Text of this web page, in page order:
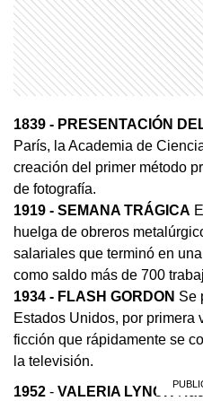
1839 - PRESENTACIÓN
París, la Academia de
creación del primer método
de fotografía.
1919 - SEMANA TRÁGICA
huelga de obreros
salariales que terminó en
como saldo más de 700
1934 - FLASH GORDON Se
Estados Unidos, por primera
ficción que rápidamente se
la televisión.
1952 - VALERIA LYNCH